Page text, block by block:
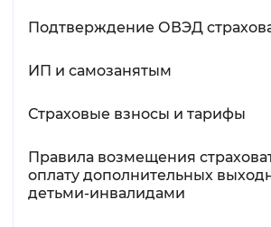
Подтверждение ОВЭД
ИП и самозанятым
Страховые взносы и тарифы
Правила возмещения
оплату дополнительных
детьми-инвалидами